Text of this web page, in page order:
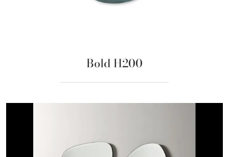
Bold H200